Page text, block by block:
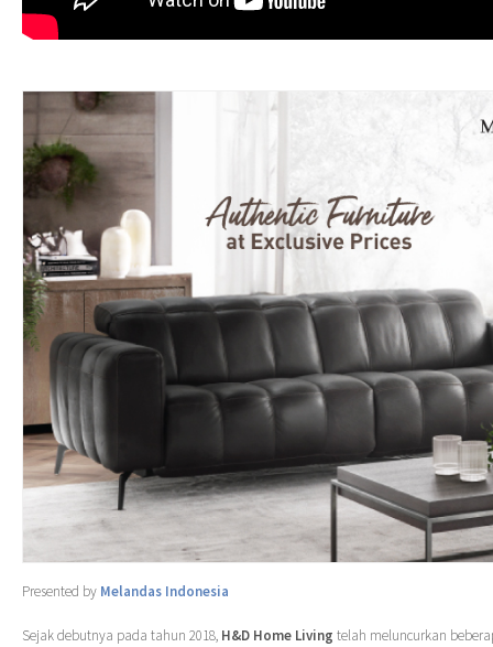
Presented by Melandas Indonesia
Sejak debutnya pada tahun 2018, H&D Home Living telah meluncurkan